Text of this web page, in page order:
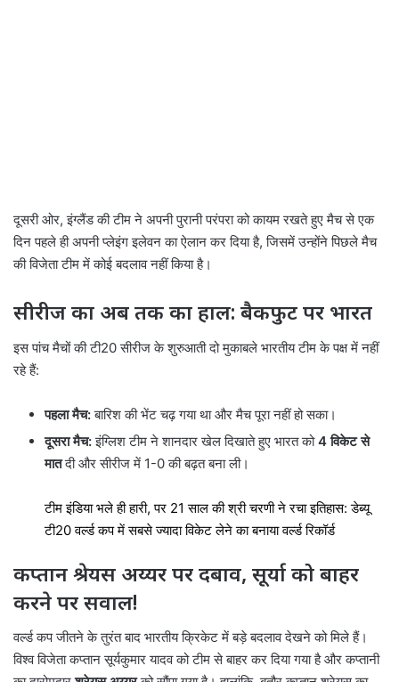
दूसरी ओर, इंग्लैंड की टीम ने अपनी पुरानी परंपरा को कायम रखते हुए मैच से एक
दिन पहले ही अपनी प्लेइंग इलेवन का ऐलान कर दिया है, जिसमें उन्होंने पिछले मैच
की विजेता टीम में कोई बदलाव नहीं किया है।
सीरीज का अब तक का हाल: बैकफुट पर भारत
इस पांच मैचों की टी20 सीरीज के शुरुआती दो मुकाबले भारतीय टीम के पक्ष में नहीं
रहे हैं:
पहला मैच:बारिश की भेंट चढ़ गया था और मैच पूरा नहीं हो सका।
दूसरा मैच:इंग्लिश टीम ने शानदार खेल दिखाते हुए भारत को4 विकेट से
मातदी और सीरीज में 1-0 की बढ़त बना ली।
टीम इंडिया भले ही हारी, पर 21 साल की श्री चरणी ने रचा इतिहास: डेब्यू
टी20 वर्ल्ड कप में सबसे ज्यादा विकेट लेने का बनाया वर्ल्ड रिकॉर्ड
कप्तान श्रेयस अय्यर पर दबाव, सूर्या को बाहर
करने पर सवाल!
वर्ल्ड कप जीतने के तुरंत बाद भारतीय क्रिकेट में बड़े बदलाव देखने को मिले हैं।
विश्व विजेता कप्तान सूर्यकुमार यादव को टीम से बाहर कर दिया गया है और कप्तानी